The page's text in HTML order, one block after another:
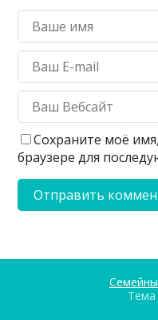
Сохраните моё
браузере для
Тема